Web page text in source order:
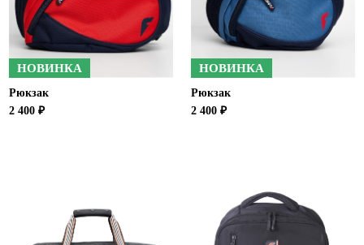
Челябинская область (2)
Ямало-Ненецкий автономный округ (1)
Ярославская область (1)
НОВИНКА
Рюкзак
2 400 ₽
НОВИНКА
Рюкзак
2 400 ₽